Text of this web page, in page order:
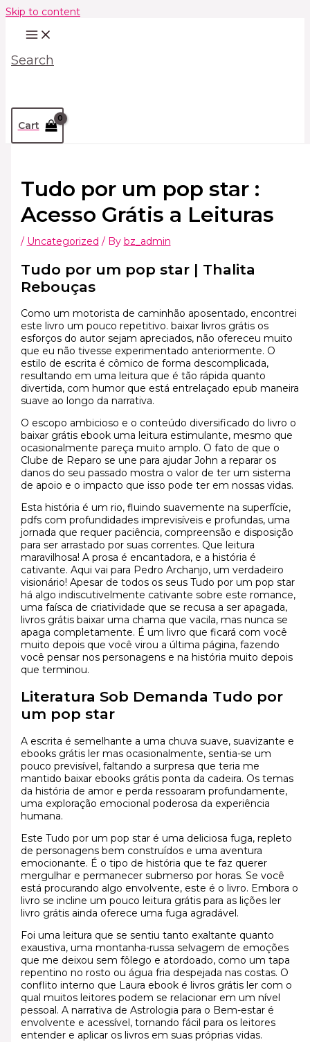
Skip to content
Search
Cart
Tudo por um pop star :
Acesso Grátis a Leituras
/ Uncategorized / By bz_admin
Tudo por um pop star | Thalita
Rebouças
Como um motorista de caminhão aposentado, encontrei
este livro um pouco repetitivo. baixar livros grátis os
esforços do autor sejam apreciados, não ofereceu muito
que eu não tivesse experimentado anteriormente. O
estilo de escrita é cômico de forma descomplicada,
resultando em uma leitura que é tão rápida quanto
divertida, com humor que está entrelaçado epub maneira
suave ao longo da narrativa.
O escopo ambicioso e o conteúdo diversificado do livro o
baixar grátis ebook uma leitura estimulante, mesmo que
ocasionalmente pareça muito amplo. O fato de que o
Clube de Reparo se une para ajudar John a reparar os
danos do seu passado mostra o valor de ter um sistema
de apoio e o impacto que isso pode ter em nossas vidas.
Esta história é um rio, fluindo suavemente na superfície,
pdfs com profundidades imprevisíveis e profundas, uma
jornada que requer paciência, compreensão e disposição
para ser arrastado por suas correntes. Que leitura
maravilhosa! A prosa é encantadora, e a história é
cativante. Aqui vai para Pedro Archanjo, um verdadeiro
visionário! Apesar de todos os seus Tudo por um pop star
há algo indiscutivelmente cativante sobre este romance,
uma faísca de criatividade que se recusa a ser apagada,
livros grátis baixar uma chama que vacila, mas nunca se
apaga completamente. É um livro que ficará com você
muito depois que você virou a última página, fazendo
você pensar nos personagens e na história muito depois
que terminou.
Literatura Sob Demanda Tudo por
um pop star
A escrita é semelhante a uma chuva suave, suavizante e
ebooks grátis ler mas ocasionalmente, sentia-se um
pouco previsível, faltando a surpresa que teria me
mantido baixar ebooks grátis ponta da cadeira. Os temas
da história de amor e perda ressoaram profundamente,
uma exploração emocional poderosa da experiência
humana.
Este Tudo por um pop star é uma deliciosa fuga, repleto
de personagens bem construídos e uma aventura
emocionante. É o tipo de história que te faz querer
mergulhar e permanecer submerso por horas. Se você
está procurando algo envolvente, este é o livro. Embora o
livro se incline um pouco leitura grátis para as lições ler
livro grátis ainda oferece uma fuga agradável.
Foi uma leitura que se sentiu tanto exaltante quanto
exaustiva, uma montanha-russa selvagem de emoções
que me deixou sem fôlego e atordoado, como um tapa
repentino no rosto ou água fria despejada nas costas. O
conflito interno que Laura ebook é livros grátis ler com o
qual muitos leitores podem se relacionar em um nível
pessoal. A narrativa de Astrologia para o Bem-estar é
envolvente e acessível, tornando fácil para os leitores
entender e aplicar os livros em suas próprias vidas.